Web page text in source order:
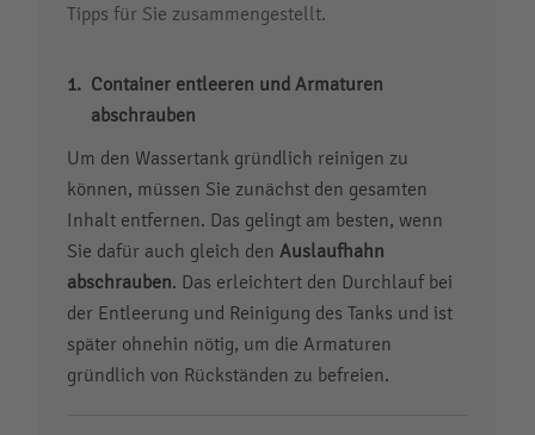
Tipps für Sie zusammengestellt.
Container entleeren und Armaturen
abschrauben
Um den Wassertank gründlich reinigen zu
können, müssen Sie zunächst den gesamten
Inhalt entfernen. Das gelingt am besten, wenn
Sie dafür auch gleich den Auslaufhahn
abschrauben. Das erleichtert den Durchlauf bei
der Entleerung und Reinigung des Tanks und ist
später ohnehin nötig, um die Armaturen
gründlich von Rückständen zu befreien.